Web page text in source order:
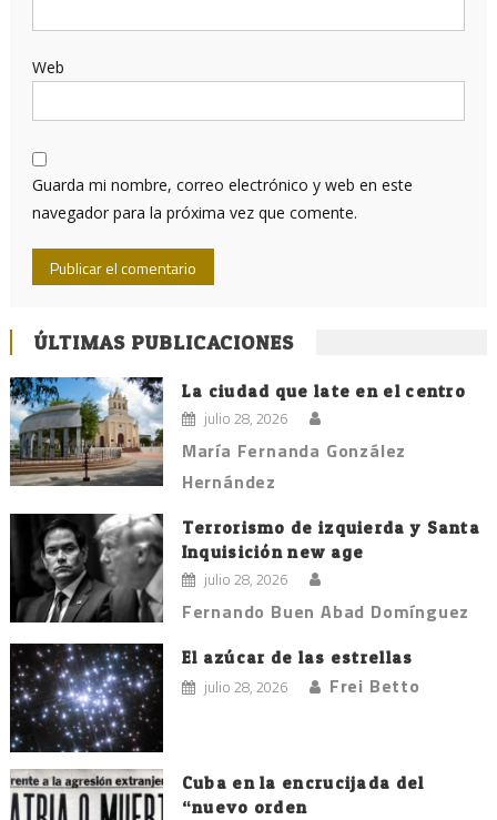
Web
Guarda mi nombre, correo electrónico y web en este
navegador para la próxima vez que comente.
ÚLTIMAS PUBLICACIONES
La ciudad que late en el centro
julio 28, 2026
María Fernanda González
Hernández
Terrorismo de izquierda y Santa
Inquisición new age
julio 28, 2026
Fernando Buen Abad Domínguez
El azúcar de las estrellas
julio 28, 2026 Frei Betto
Cuba en la encrucijada del
“nuevo orden